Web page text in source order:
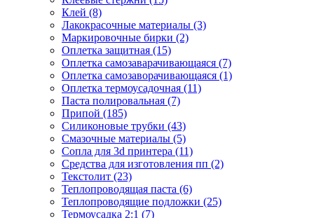
Клей (8)
Лакокрасочные материалы (3)
Маркировочные бирки (2)
Оплетка защитная (15)
Оплетка самозаварачивающаяся (7)
Оплетка самозаворачивающаяся (1)
Оплетка термоусадочная (11)
Паста полировальная (7)
Припой (185)
Силиконовые трубки (43)
Смазочные материалы (5)
Сопла для 3d принтера (11)
Средства для изготовления пп (2)
Текстолит (23)
Теплопроводящая паста (6)
Теплопроводящие подложки (25)
Термоусадка 2:1 (7)